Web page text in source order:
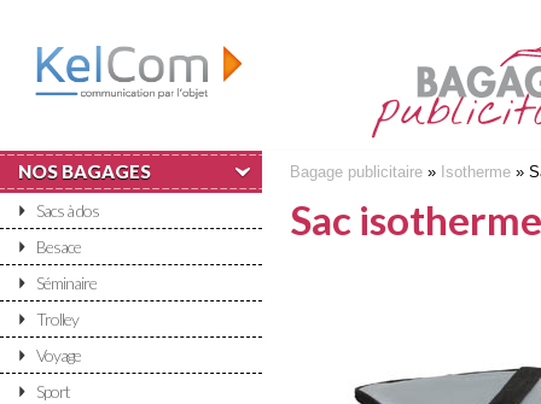
Bagage publicitaire » Isotherme »
Sac
NOS BAGAGES
Sacs à dos
Besace
Séminaire
Trolley
Voyage
Sport